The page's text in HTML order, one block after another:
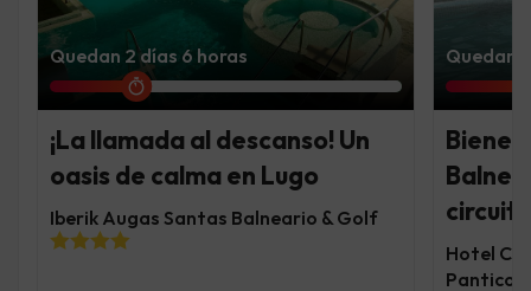
Quedan 2 días 6 horas
¡La llamada al descanso! Un
oasis de calma en Lugo
Iberik Augas Santas Balneario & Golf
Quedan
Hotel